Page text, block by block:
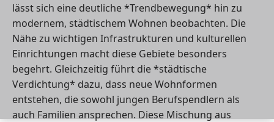
lässt sich eine deutliche *Trendbewegung* hin zu
modernem, städtischem Wohnen beobachten. Die
Nähe zu wichtigen Infrastrukturen und kulturellen
Einrichtungen macht diese Gebiete besonders
begehrt. Gleichzeitig führt die *städtische
Verdichtung* dazu, dass neue Wohnformen
entstehen, die sowohl jungen Berufspendlern als
auch Familien ansprechen. Diese Mischung aus